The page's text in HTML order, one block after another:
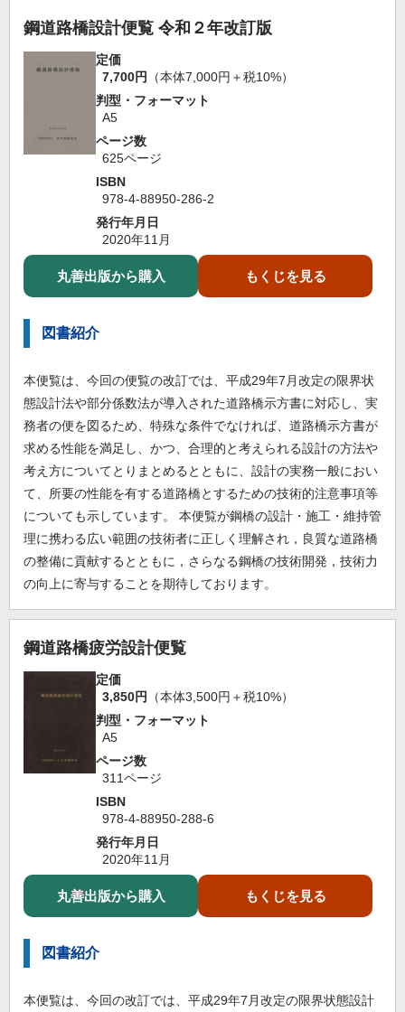
鋼道路橋設計便覧 令和２年改訂版
定価
7,700円
（本体7,000円＋税10%）
判型・フォーマット
A5
ページ数
625ページ
ISBN
978-4-88950-286-2
発行年月日
2020年11月
丸善出版から購入 もくじを見る
図書紹介
本便覧は、今回の便覧の改訂では、平成29年7月改定の限界状
態設計法や部分係数法が導入された道路橋示方書に対応し、実
務者の便を図るため、特殊な条件でなければ、道路橋示方書が
求める性能を満足し、かつ、合理的と考えられる設計の方法や
考え方についてとりまとめるとともに、設計の実務一般におい
て、所要の性能を有する道路橋とするための技術的注意事項等
についても示しています。 本便覧が鋼橋の設計・施工・維持管
理に携わる広い範囲の技術者に正しく理解され，良質な道路橋
の整備に貢献するとともに，さらなる鋼橋の技術開発，技術力
の向上に寄与することを期待しております。
鋼道路橋疲労設計便覧
定価
3,850円
（本体3,500円＋税10%）
判型・フォーマット
A5
ページ数
311ページ
ISBN
978-4-88950-288-6
発行年月日
2020年11月
丸善出版から購入 もくじを見る
図書紹介
本便覧は、今回の改訂では、平成29年7月改定の限界状態設計